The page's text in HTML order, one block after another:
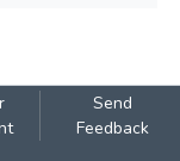
Send
Feedback